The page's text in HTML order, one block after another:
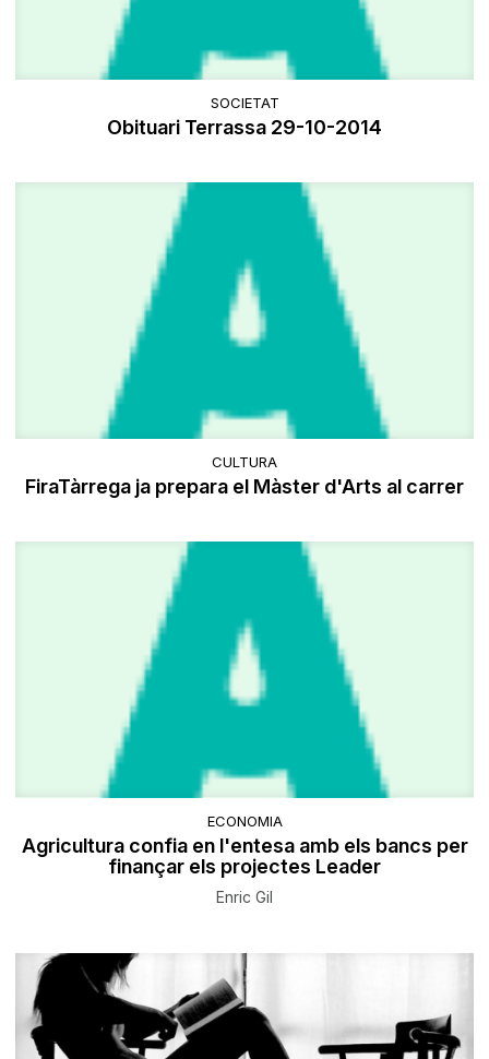
SOCIETAT
Obituari Terrassa 29-10-2014
CULTURA
FiraTàrrega ja prepara el Màster d'Arts al carrer
ECONOMIA
Agricultura confia en l'entesa amb els bancs per
finançar els projectes Leader
Enric Gil